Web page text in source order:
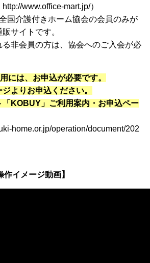
www.office-mart.jp/）
国介護付きホーム協会の会員のみが
サイトです。
非会員の方は、協会へのご入会が必
には、お申込が必要です。
よりお申込ください。
「KOBUY」ご利用案内・お申込ペー
home.or.jp/operation/document/202
イメージ動画】